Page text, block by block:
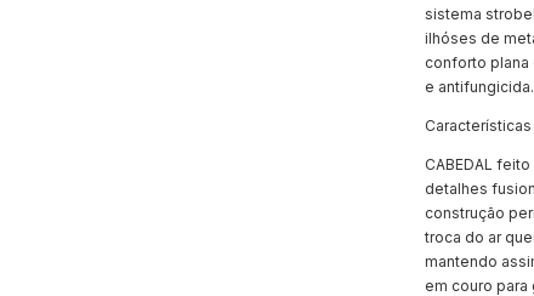
sistema
ilhóses de
conforto plana
e antifungicida.
Características
CABEDAL
detalhes
construção
troca do ar
mantendo
em couro para